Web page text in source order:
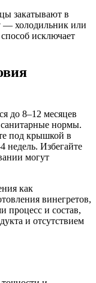
закатывают в
— холодильник или
исключает
до 8–12 месяцев
санитарные нормы.
под крышкой в
недель. Избегайте
могут
как
винегретов,
процесс и состав,
и отсутствием